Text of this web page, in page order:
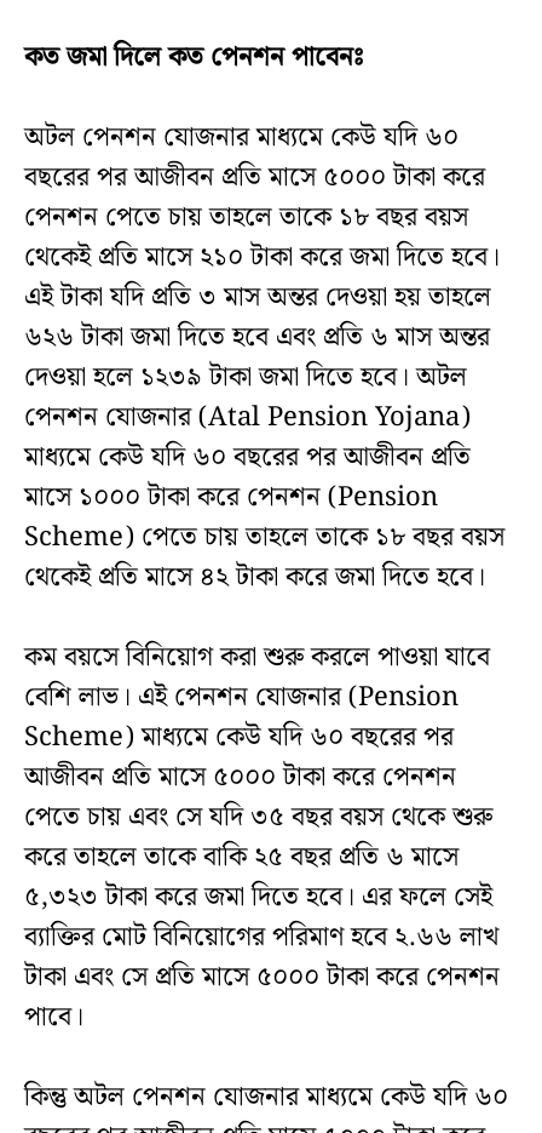
কত জমা দিলে কত পেনশন পাবেনঃ
অটল পেনশন যোজনার মাধ্যমে কেউ যদি ৬০
বছরের পর আজীবন প্রতি মাসে ৫০০০ টাকা করে
পেনশন পেতে চায় তাহলে তাকে ১৮ বছর বয়স
থেকেই প্রতি মাসে ২১০ টাকা করে জমা দিতে হবে।
এই টাকা যদি প্রতি ৩ মাস অন্তর দেওয়া হয় তাহলে
৬২৬ টাকা জমা দিতে হবে এবং প্রতি ৬ মাস অন্তর
দেওয়া হলে ১২৩৯ টাকা জমা দিতে হবে। অটল
পেনশন যোজনার (Atal Pension Yojana)
মাধ্যমে কেউ যদি ৬০ বছরের পর আজীবন প্রতি
মাসে ১০০০ টাকা করে পেনশন (Pension
Scheme) পেতে চায় তাহলে তাকে ১৮ বছর বয়স
থেকেই প্রতি মাসে ৪২ টাকা করে জমা দিতে হবে।
কম বয়সে বিনিয়োগ করা শুরু করলে পাওয়া যাবে
বেশি লাভ। এই পেনশন যোজনার (Pension
Scheme) মাধ্যমে কেউ যদি ৬০ বছরের পর
আজীবন প্রতি মাসে ৫০০০ টাকা করে পেনশন
পেতে চায় এবং সে যদি ৩৫ বছর বয়স থেকে শুরু
করে তাহলে তাকে বাকি ২৫ বছর প্রতি ৬ মাসে
৫,৩২৩ টাকা করে জমা দিতে হবে। এর ফলে সেই
ব্যাক্তির মোট বিনিয়োগের পরিমাণ হবে ২.৬৬ লাখ
টাকা এবং সে প্রতি মাসে ৫০০০ টাকা করে পেনশন
পাবে।
কিন্তু অটল পেনশন যোজনার মাধ্যমে কেউ যদি ৬০